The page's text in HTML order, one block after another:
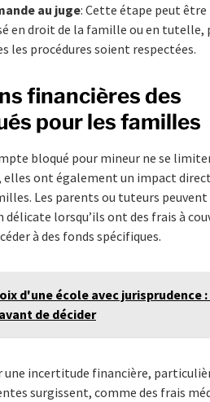
au juge: Cette étape peut
en droit de la famille ou en tutelle,
les procédures soient respectées.
financières des
pour les familles
bloqué pour mineur ne se
ont également un impact
Les parents ou tuteurs peuvent
lorsqu’ils ont des frais à
à des fonds spécifiques.
d'une école avec jurisprudence
de décider
incertitude financière,
surgissent, comme des frais